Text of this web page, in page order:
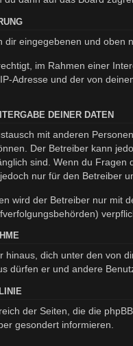
dir eingegebenen und
im Rahmen einer
Adresse und der von
DEINER DATEN
mit anderen
Der Betreiber kann
sind. Wenn du
nur für den Betreiber
wird der Betreiber nur mit
hinaus, dich unter den von
dürfen er und andere
der Seiten, die die
gesondert informieren.